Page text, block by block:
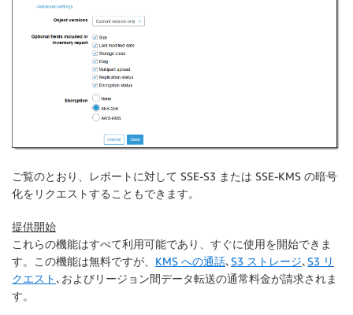
ご覧のとおり、レポートに対して SSE-S3 または SSE-KMS の暗号
化をリクエストすることもできます。
提供開始
これらの機能はすべて利用可能であり、すぐに使用を開始できま
す。この機能は無料ですが、 KMS への通話､ S3 ストレージ､ S3 リ
クエスト､およびリージョン間データ転送の通常料金が請求されま
す。